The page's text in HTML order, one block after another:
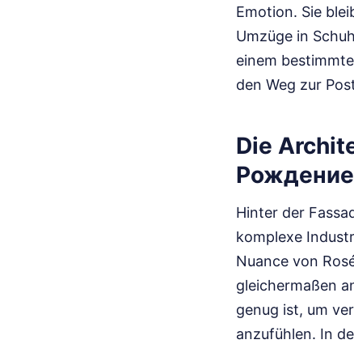
Emotion. Sie
Umzüge in
einem
den Weg zur
Die
Hinter der
komplexe
Nuance von
gleichermaßen
genug ist, um
anzufühlen. In